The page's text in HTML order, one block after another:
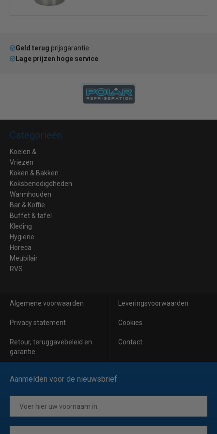
Geld terug prijsgarantie
Lage prijzen hoge service
Categorieën
Koelen &
Vriezen
Koken & Bakken
Koksbenodigdheden
Warmhouden
Bar & Koffie
Buffet & tafel
Kleding
Hygiene
Horeca
Meubilair
RVS
Algemene voorwaarden Leveringsvoorwaarden
Privacy statement Cookies
Retour, teruggavebeleid en
garantie
Contact
Aanmelden voor de nieuwsbrief